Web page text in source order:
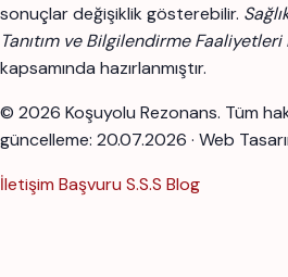
sonuçlar değişiklik gösterebilir.
Tanıtım ve Bilgilendirme
kapsamında hazırlanmıştır.
© 2026 Koşuyolu Rezonans. Tüm
güncelleme: 20.07.2026 · Web
İletişim Başvuru S.S.S Blog